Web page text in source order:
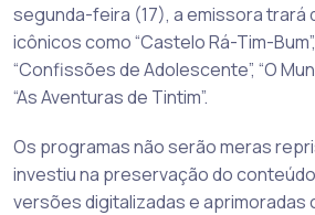
segunda-feira (17), a emissora trará
icônicos como “Castelo Rá-Tim-Bum”,
“Confissões de Adolescente”, “O
“As Aventuras de Tintim”.
Os programas não serão meras
investiu na preservação do
versões digitalizadas e aprimoradas